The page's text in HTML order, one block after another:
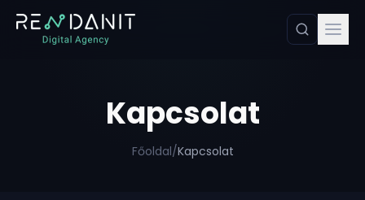
Kapcsolat
Főoldal/Kapcsolat